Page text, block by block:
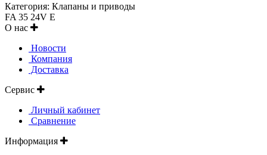
Категория: Клапаны и приводы
FA 35 24V E
О нас
Новости
Компания
Доставка
Сервис
Личный кабинет
Сравнение
Информация